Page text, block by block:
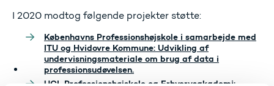
I 2020 modtog følgende projekter støtte:
Københavns Professionshøjskole i samarbejde med
ITU og Hvidovre Kommune: Udvikling af
undervisningsmateriale om brug af data i
professionsudøvelsen.